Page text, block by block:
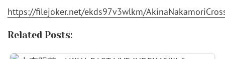
https://filejoker.net/ekds97v3wlkm/
Related Posts: